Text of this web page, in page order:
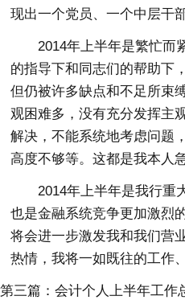
现出一个党员、一个中层干
2014年上半年是繁忙而
的指导下和同志们的帮助下
但仍被许多缺点和不足所束
观困难多，没有充分发挥主
解决，不能系统地考虑问题
高度不够等。这都是我本人
2014年上半年是我行重
也是金融系统竞争更加激烈
将会进一步激发我和我们营
热情，我将一如既往的工作
第三篇：会计个人上半年工作